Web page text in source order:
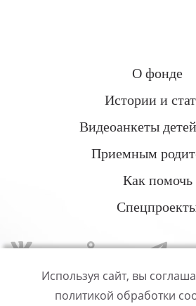
О фонде
Истории и
Видеоанкеты
Приемным
Как помочь
Используя сайт, вы
политикой обработки